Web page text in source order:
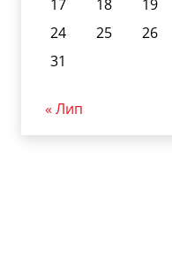
17
18 19
24
25 26
31
« Лип